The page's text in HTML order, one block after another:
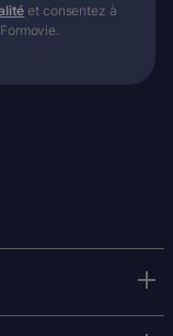
et consentez à